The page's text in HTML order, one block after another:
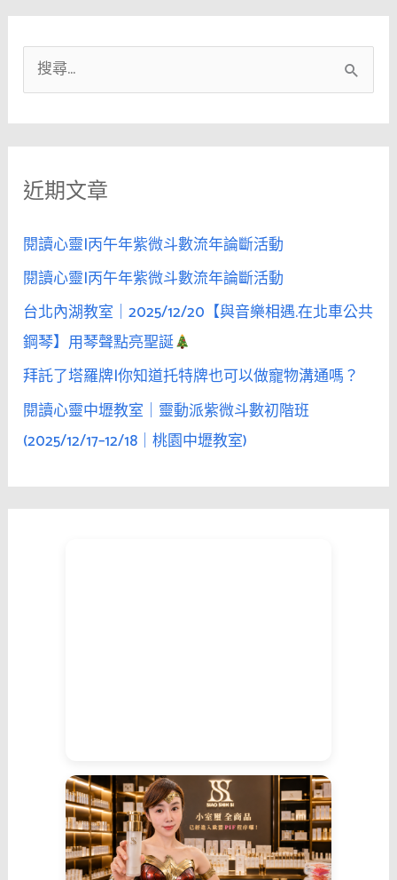
五
則：
沐
浴
的
反
而
對
愛
撫
變
得
「遲
鈍」
尋
關
字
近期文章
閱讀心靈|丙午年紫微斗數流年論斷活動
閱讀心靈|丙午年紫微斗數流年論斷活動
台北內湖教室｜2025/12/20【與音樂相遇.在北車公共
鋼琴】用琴聲點亮聖誕
拜託了塔羅牌|你知道托特牌也可以做寵物溝通嗎？
閱讀心靈中壢教室｜靈動派紫微斗數初階班
(2025/12/17–12/18｜桃園中壢教室)